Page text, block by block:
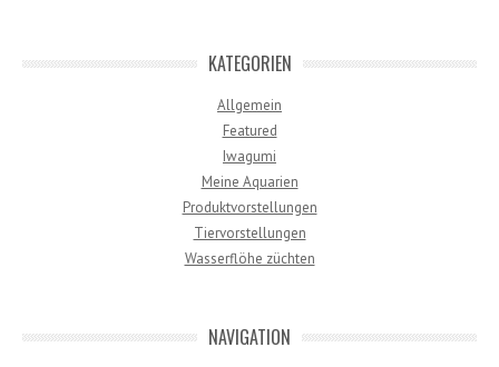
KATEGORIEN
Allgemein
Featured
Iwagumi
Meine Aquarien
Produktvorstellungen
Tiervorstellungen
Wasserflöhe züchten
NAVIGATION